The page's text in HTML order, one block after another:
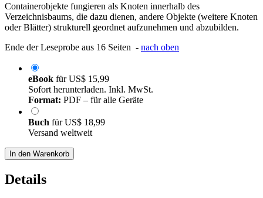
Containerobjekte fungieren als Knoten innerhalb des
Verzeichnisbaums, die dazu dienen, andere Objekte (weitere Knoten
oder Blätter) strukturell geordnet aufzunehmen und abzubilden.
Ende der Leseprobe aus 16 Seiten - nach oben
eBook fürUS$ 15,99
Sofort herunterladen. Inkl. MwSt.
Format: PDF – für alle Geräte
Buch fürUS$ 18,99
Versand weltweit
In den Warenkorb
Details